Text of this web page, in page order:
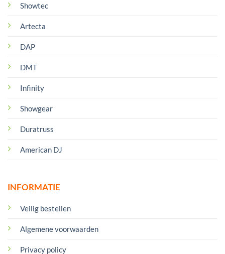
Showtec
Artecta
DAP
DMT
Infinity
Showgear
Duratruss
American DJ
INFORMATIE
Veilig bestellen
Algemene voorwaarden
Privacy policy